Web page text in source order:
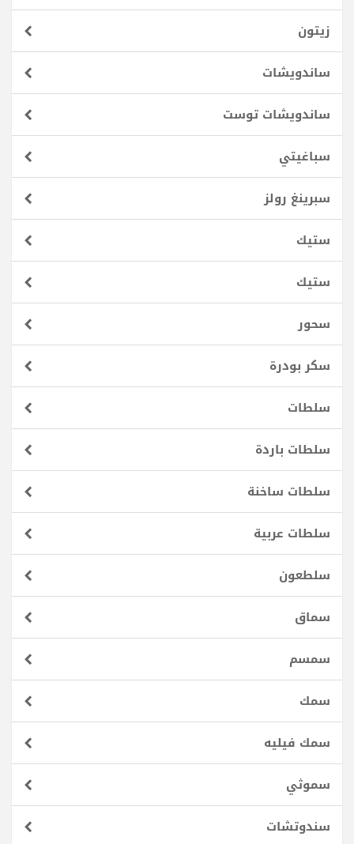
زيتون
ساندويشات
ساندويشات توست
سباغيتي
سبرينغ رولز
ستيك
ستيك
سحور
سكر بودرة
سلطات
سلطات باردة
سلطات ساخنة
سلطات عربية
سلطعون
سماق
سمسم
سمك
سمك فيليه
سموثي
سندوتشات